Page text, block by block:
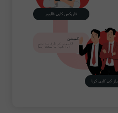
فاریکس کاپی فالوور
کی کاپی کرنا
کمیشن
(کمپنی کی طرف سے بھی
ادا کیا جا سکتا ہے)